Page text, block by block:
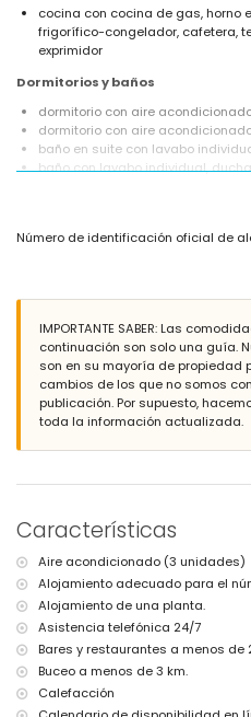
cocina con cocina de gas, horno
frigorífico-congelador, cafetera,
exprimidor
Dormitorios y baños
dormitorio con aire
dormitorio con aire
baño en suite con lavabo
baño con lavabo individual,
piscina privada climatizada en
tumbonas
2 terrazas, una de las cuales está
barbacoa
área de estar al aire libre y área
plaza de aparcamiento privada
privadas
Más información
pueblo más cercano: Javea (a
de la villa)
de la villa)
parque más cercano: La Guardia,
la villa)
aeropuerto más cercano:
villa)
segundo aeropuerto más
se admiten mascotas
El alojamiento es muy adecuado
Número de identificación oficial de
IMPORTANTE SABER: Las
continuación son solo una guía.
son en su mayoría de propiedad
cambios de los que no somos
publicación. Por supuesto,
toda la información actualizada.
Características
Aire acondicionado (3 unidades)
Alojamiento adecuado para el
Alojamiento de una planta.
Asistencia telefónica 24/7
Bares y restaurantes a menos de
Buceo a menos de 3 km.
Calefacción